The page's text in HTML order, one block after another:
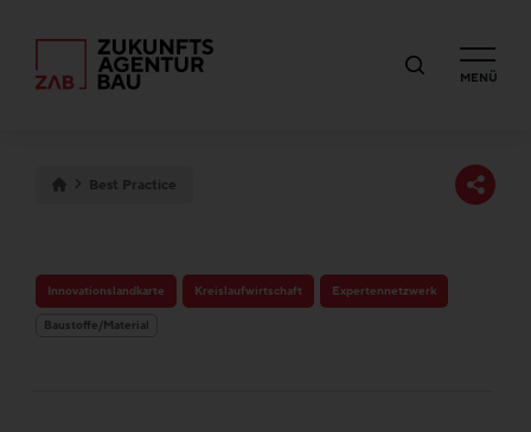
MENÜ
Best Practice
Innovationslandkarte Kreislaufwirtschaft Expertennetzwerk
Baustoffe/Material